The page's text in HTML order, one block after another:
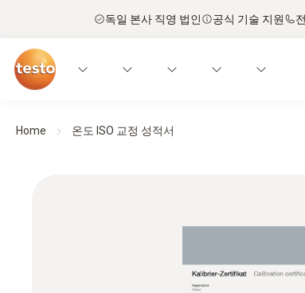
독일 본사 직영 법인 공식 기술 지원
Home 온도 ISO 교정 성적서